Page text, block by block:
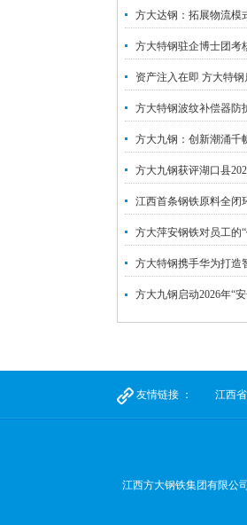
方大特钢驻企博士团考
方大九钢：创新潮涌千
方大萍安钢铁对员工的
友情链接 ： 江西
江西方大钢铁集团有限公